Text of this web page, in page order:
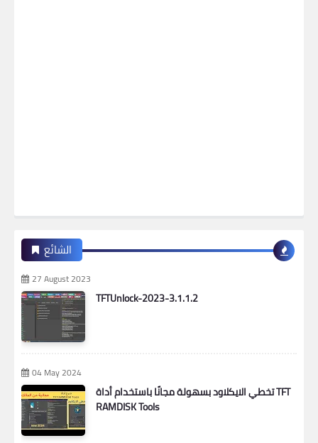
الشائع
27 August 2023
TFTUnlock-2023-3.1.1.2
04 May 2024
تخطي الايكلاود بسهولة مجانًا باستخدام أداة TFT
RAMDISK Tools